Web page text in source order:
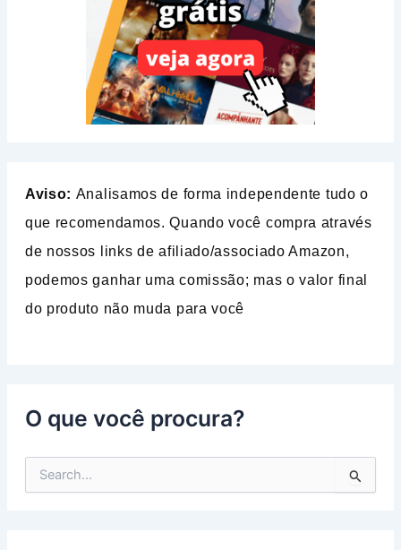
Aviso: Analisamos de forma independente tudo o
que recomendamos. Quando você compra através
de nossos links de afiliado/associado Amazon,
podemos ganhar uma comissão; mas o valor final
do produto não muda para você
O que você procura?
e